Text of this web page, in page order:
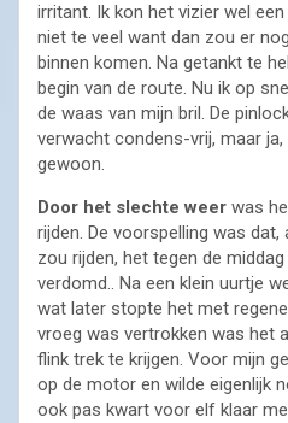
irritant. Ik kon het vizier wel
niet te veel want dan zou er
binnen komen. Na getankt te
begin van de route. Nu ik op
de waas van mijn bril. De
verwacht condens-vrij, maar
gewoon.
Door het slechte weer was
rijden. De voorspelling was
zou rijden, het tegen de
verdomd.. Na een klein uurtje
wat later stopte het met
vroeg was vertrokken was het
flink trek te krijgen. Voor mijn
op de motor en wilde eigenlijk
ook pas kwart voor elf klaar